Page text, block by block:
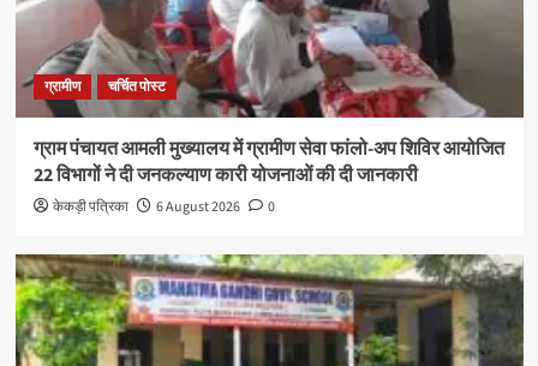
ग्रामीण चर्चित पोस्ट
ग्राम पंचायत आमली मुख्यालय में ग्रामीण सेवा फांलो-अप शिविर आयोजित
22 विभागों ने दी जनकल्याण कारी योजनाओं की दी जानकारी
केकड़ी पत्रिका 6 August 2026 0